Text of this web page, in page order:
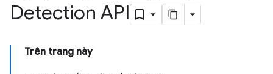
Detection API
Trên trang này